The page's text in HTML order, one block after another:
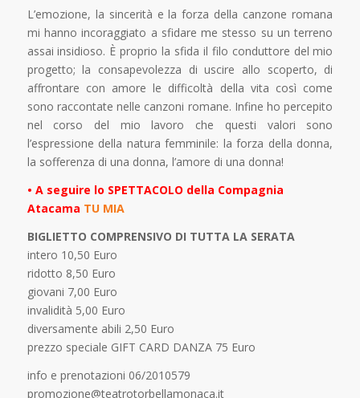
L’emozione, la sincerità e la forza della canzone romana
mi hanno incoraggiato a sfidare me stesso su un terreno
assai insidioso. È proprio la sfida il filo conduttore del mio
progetto; la consapevolezza di uscire allo scoperto, di
affrontare con amore le difficoltà della vita così come
sono raccontate nelle canzoni romane. Infine ho percepito
nel corso del mio lavoro che questi valori sono
l’espressione della natura femminile: la forza della donna,
la sofferenza di una donna, l’amore di una donna!
• A seguire lo SPETTACOLO della Compagnia
Atacama TU MIA
BIGLIETTO COMPRENSIVO DI TUTTA LA SERATA
intero 10,50 Euro
ridotto 8,50 Euro
giovani 7,00 Euro
invalidità 5,00 Euro
diversamente abili 2,50 Euro
prezzo speciale GIFT CARD DANZA 75 Euro
info e prenotazioni 06/2010579
promozione@teatrotorbellamonaca.it